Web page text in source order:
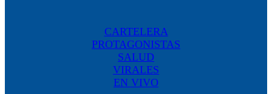
CARTELERA
PROTAGONISTAS
SALUD
VIRALES
EN VIVO